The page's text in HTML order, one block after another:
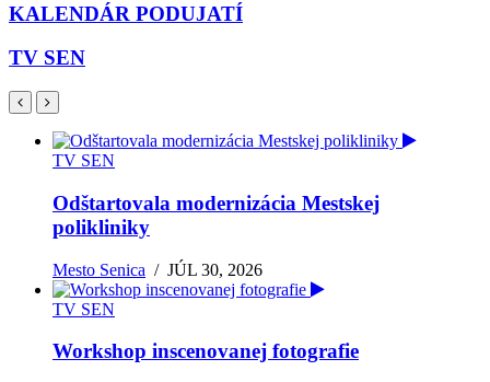
KALENDÁR PODUJATÍ
TV SEN
TV SEN
Odštartovala modernizácia Mestskej
polikliniky
Mesto Senica /JÚL 30, 2026
TV SEN
Workshop inscenovanej fotografie